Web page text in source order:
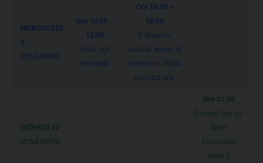
MERCOLEDÌ
9
NOVEMBRE
Ore 10.00 –
12.00
Visita agli
ammalati
Ore 16.00 –
18.00
Il Vescovo
ascolta: tempo di
udienze in ufficio
parrocchiale
GIOVEDÌ 10
NOVEMBRE
Ore 21.00
Consigli per gli
Affari
Economici
delle 3